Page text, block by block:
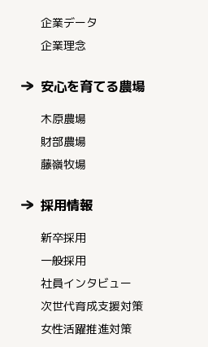
企業データ
企業理念
安心を育てる農場
木原農場
財部農場
藤嶺牧場
採用情報
新卒採用
一般採用
社員インタビュー
次世代育成支援対策
女性活躍推進対策